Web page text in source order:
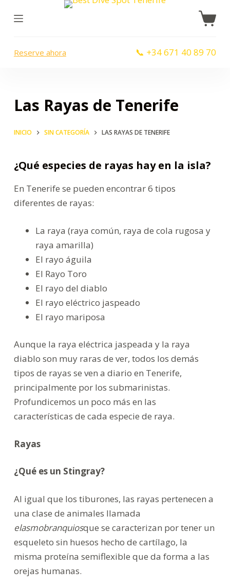
S
c
e
n
Reserve ahora 📞 +34 671 40 89 70
Las Rayas de Tenerife
INICIO SIN CATEGORÍA LAS RAYAS DE TENERIFE
¿Qué especies de rayas hay en la isla?
En Tenerife se pueden encontrar 6 tipos
diferentes de rayas:
La raya (raya común, raya de cola rugosa y
raya amarilla)
El rayo águila
El Rayo Toro
El rayo del diablo
El rayo eléctrico jaspeado
El rayo mariposa
Aunque la raya eléctrica jaspeada y la raya
diablo son muy raras de ver, todos los demás
tipos de rayas se ven a diario en Tenerife,
principalmente por los submarinistas.
Profundicemos un poco más en las
características de cada especie de raya.
Rayas
¿Qué es un Stingray?
Al igual que los tiburones, las rayas pertenecen a
una clase de animales llamada
elasmobranquiosque se caracterizan por tener un
esqueleto sin huesos hecho de cartílago, la
misma proteína semiflexible que da forma a las
orejas humanas.